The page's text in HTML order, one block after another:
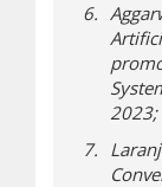
2023;